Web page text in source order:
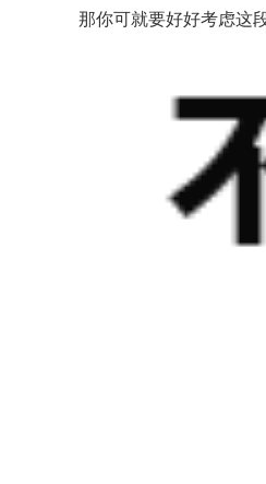
那你可就要好好考虑这